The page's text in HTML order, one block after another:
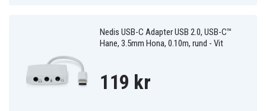
Nedis USB-C Adapter USB 2.0, USB-C™
Hane, 3.5mm Hona, 0.10m, rund - Vit
119 kr